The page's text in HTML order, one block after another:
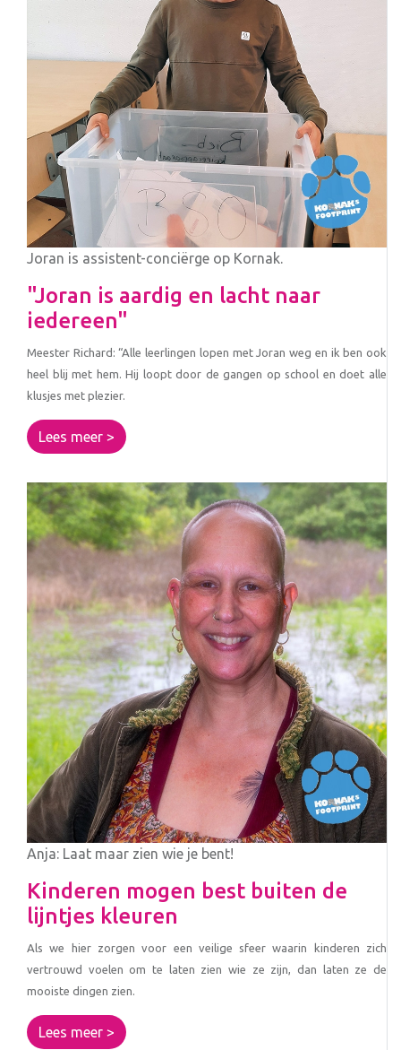
Joran is assistent-conciërge op Kornak.
"Joran is aardig en lacht naar
iedereen"
Meester Richard: “Alle leerlingen lopen met Joran weg en ik ben ook
heel blij met hem. Hij loopt door de gangen op school en doet alle
klusjes met plezier.
Lees meer >
Anja: Laat maar zien wie je bent!
Kinderen mogen best buiten de
lijntjes kleuren
Als we hier zorgen voor een veilige sfeer waarin kinderen zich
vertrouwd voelen om te laten zien wie ze zijn, dan laten ze de
mooiste dingen zien.
Lees meer >